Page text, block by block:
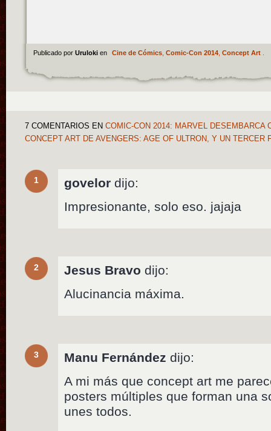
Publicado por Uruloki en Cine de Cómics, Comic-Con 2014, Concept Art.
7 COMENTARIOS EN COMIC-CON 2014: MARVEL DESEMBARCA
CONCEPT ART DE AVENGERS: AGE OF ULTRON, Y UN
1 govelor dijo:
Impresionante, solo eso. jajaja
2 Jesus Bravo dijo:
Alucinancia máxima.
3 Manu Fernández dijo:
A mi más que concept art me
posters múltiples que forman una
unes todos.